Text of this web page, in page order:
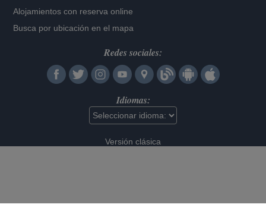
Alojamientos con reserva online
Busca por ubicación en el mapa
Redes sociales:
Idiomas:
Versión clásica